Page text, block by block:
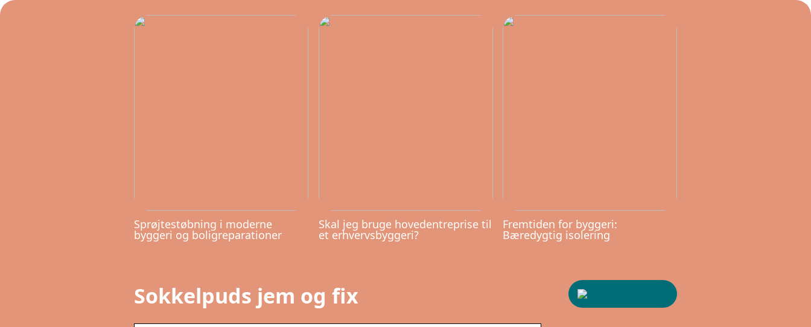
Sprøjtestøbning i moderne
byggeri og boligreparationer
Skal jeg bruge hovedentreprise til
et erhvervsbyggeri?
Fremtiden for byggeri:
Bæredygtig isolering
Sokkelpuds jem og fix